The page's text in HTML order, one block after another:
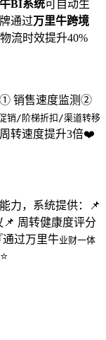
BI系统可自动生
通过万里牛跨境
流时效提升40%
销售速度监测②
销/阶梯折扣/渠道转移
转速度提升3倍❤️
力，系统提供：📌
周转健康度评分
通过万里牛业财一体